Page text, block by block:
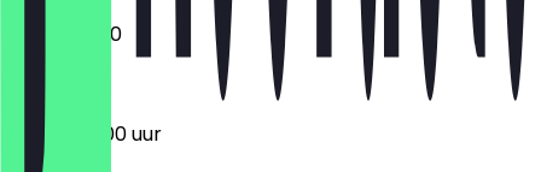
07:00 - 11:00
06:00 - 19:00 uur